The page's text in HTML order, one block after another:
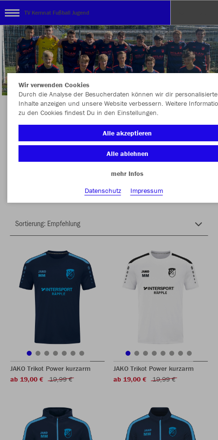
TV Kemnat Fußball Jugend
Herzlich Willkommen im Shop der
Fußballjugend des TV Kemnat
Farbe
JAKO Trikot Power kurzarm
ab 19,00 €
19,99 €
JAKO Trikot Power kurzarm
ab 19,00 €
19,99 €
Wir verwenden Cookies
Durch die Analyse der Besucherdaten können wir dir personalisierte
Inhalte anzeigen und unsere Website verbessern. Weitere
zu den Cookies findest Du in den Einstellungen.
Alle akzeptieren
Alle ablehnen
mehr Infos
Datenschutz
Impressum